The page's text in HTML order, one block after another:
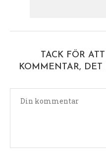
TACK FÖR
KOMMENTAR, DET